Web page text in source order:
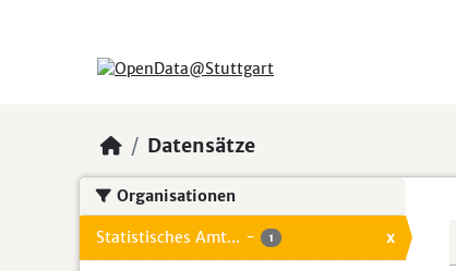
Datensätze
Organisationen
Statistisches Amt... - 1 x